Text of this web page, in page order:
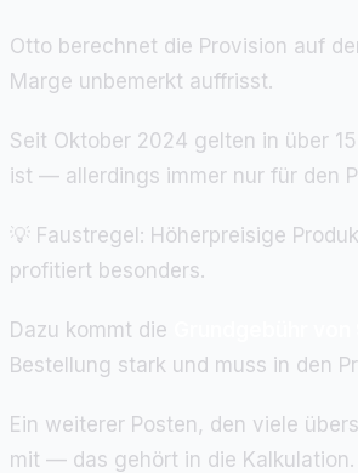
Otto berechnet die Provision auf
Marge unbemerkt auffrisst.
Seit Oktober 2024 gelten in über
ist — allerdings immer nur für den
💡 Faustregel: Höherpreisige
profitiert besonders.
Dazu kommt die
Bestellung stark und muss in den
Ein weiterer Posten, den viele
mit — das gehört in die Kalkulation.